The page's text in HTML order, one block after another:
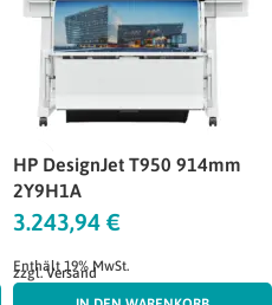
HP DesignJet T950 914mm
2Y9H1A
3.243,94 €
Enthält 19% MwSt.
zzgl.Versand